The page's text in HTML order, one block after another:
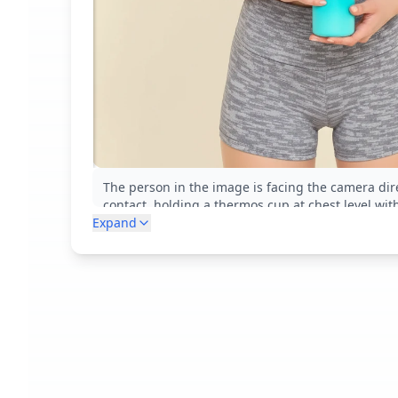
The person in the image is facing the camera
contact, holding a thermos cup at chest level
professional product presentation pose, clearly
Expand